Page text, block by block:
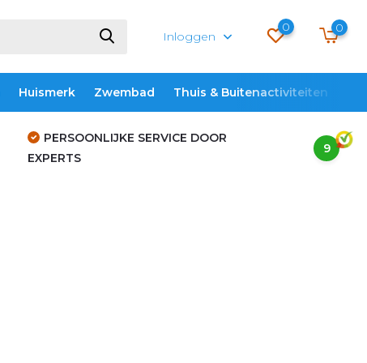
Inloggen
0 0
Huismerk Zwembad Thuis & Buitenactiviteiten
PERSOONLIJKE SERVICE DOOR
EXPERTS
9